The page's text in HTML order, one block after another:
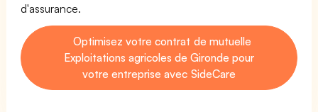
d'assurance.
Optimisez votre contrat de mutuelle
Exploitations agricoles de Gironde pour
votre entreprise avec SideCare